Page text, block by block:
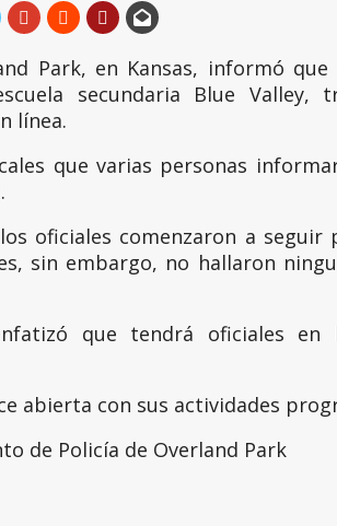
Park, en Kansas, informó
secundaria Blue
línea.
que varias personas
oficiales comenzaron a seguir
sin embargo, no hallaron
que tendrá oficiales en
abierta con sus actividades
de Policía de Overland Park